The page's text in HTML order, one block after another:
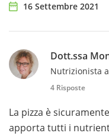
16 Settembre 2021
Dott.ssa
Nutrizionista
4 Risposte
La pizza è
apporta tutti i